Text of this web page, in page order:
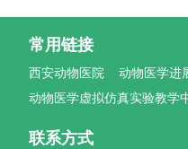
常用链接
西安动物医院 动物医学进
动物医学虚拟仿真实验教学
联系方式